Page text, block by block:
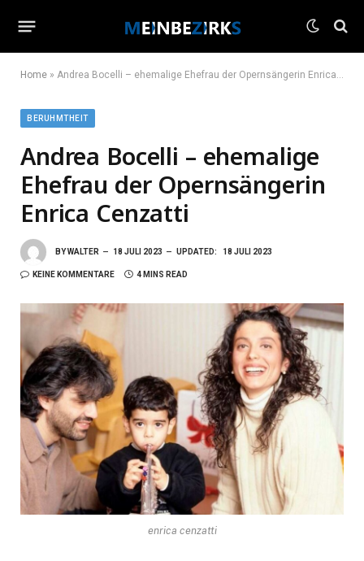
Home » Andrea Bocelli – ehemalige Ehefrau der Opernsängerin Enrica Cenzatti
BERUHMTHEIT
Andrea Bocelli – ehemalige
Ehefrau der Opernsängerin
Enrica Cenzatti
BYWALTER 18 JULI 2023 UPDATED: 18 JULI 2023
KEINE KOMMENTARE 4 MINS READ
enrica cenzatti